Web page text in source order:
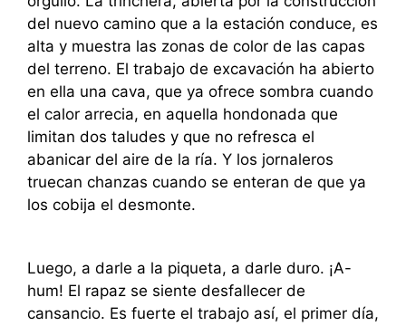
del nuevo camino que a la estación conduce, es
alta y muestra las zonas de color de las capas
del terreno. El trabajo de excavación ha abierto
en ella una cava, que ya ofrece sombra cuando
el calor arrecia, en aquella hondonada que
limitan dos taludes y que no refresca el
abanicar del aire de la ría. Y los jornaleros
truecan chanzas cuando se enteran de que ya
los cobija el desmonte.
Luego, a darle a la piqueta, a darle duro. ¡A-
hum! El rapaz se siente desfallecer de
cansancio. Es fuerte el trabajo así, el primer día,